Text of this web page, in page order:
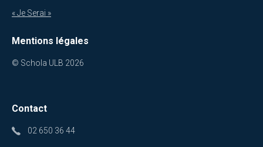
« Je Serai »
Mentions légales
© Schola ULB 2026
Contact
02 650 36 44